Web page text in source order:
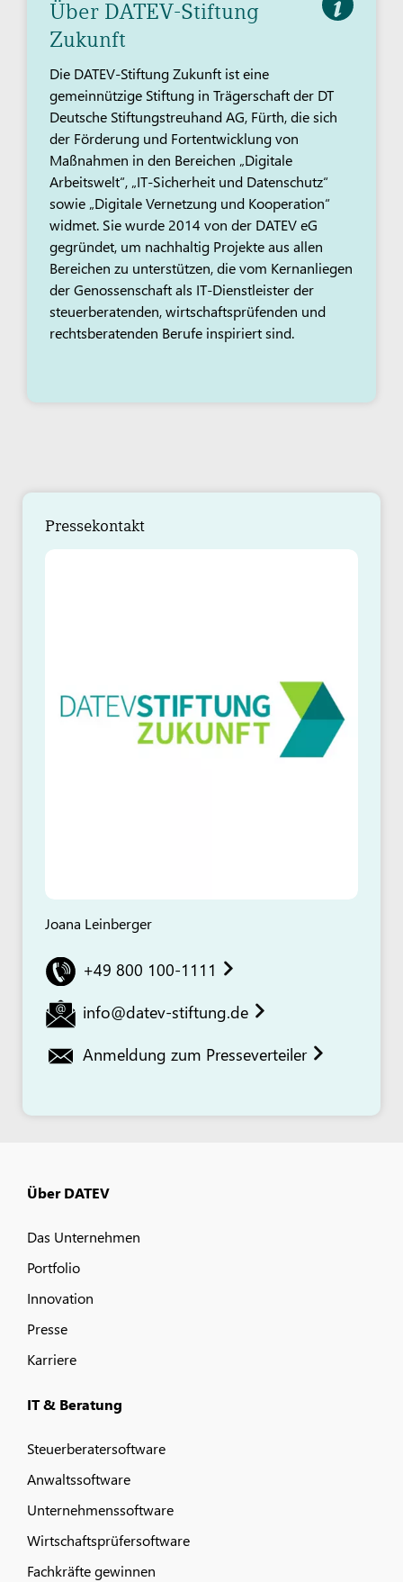
Über DATEV-Stiftung
Zukunft
Die DATEV-Stiftung Zukunft ist eine
gemeinnützige Stiftung in Trägerschaft der DT
Deutsche Stiftungstreuhand AG, Fürth, die sich
der Förderung und Fortentwicklung von
Maßnahmen in den Bereichen „Digitale
Arbeitswelt“, „IT-Sicherheit und Datenschutz“
sowie „Digitale Vernetzung und Kooperation“
widmet. Sie wurde 2014 von der DATEV eG
gegründet, um nachhaltig Projekte aus allen
Bereichen zu unterstützen, die vom Kernanliegen
der Genossenschaft als IT-Dienstleister der
steuerberatenden, wirtschaftsprüfenden und
rechtsberatenden Berufe inspiriert sind.
Pressekontakt
Joana Leinberger
+49 800 100-1111
info@datev-stiftung.de
Anmeldung zum Presseverteiler
Über DATEV
Das Unternehmen
Portfolio
Innovation
Presse
Karriere
IT & Beratung
Steuerberatersoftware
Anwaltssoftware
Unternehmenssoftware
Wirtschaftsprüfersoftware
Fachkräfte gewinnen